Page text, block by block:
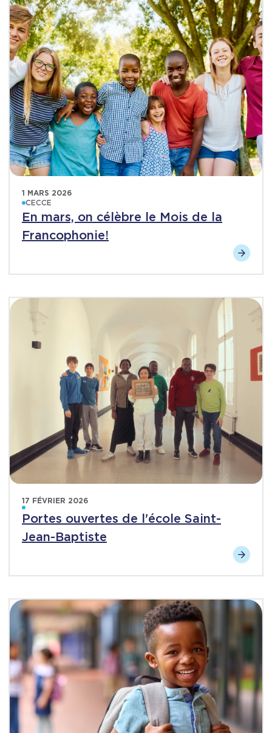
1 MARS 2026
CECCE
En mars, on célèbre le Mois de la
Francophonie!
17 FÉVRIER 2026
Portes ouvertes de l'école Saint-
Jean-Baptiste